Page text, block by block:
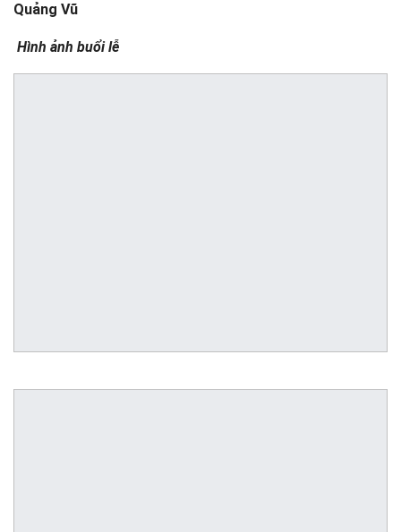
Quảng Vũ
Hình ảnh buổi lễ